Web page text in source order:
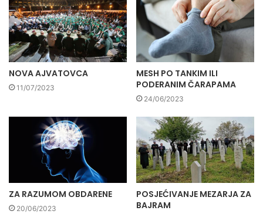
NOVA AJVATOVCA
11/07/2023
MESH PO TANKIM ILI
PODERANIM ČARAPAMA
24/06/2023
ZA RAZUMOM OBDARENE
20/06/2023
POSJEĆIVANJE MEZARJA ZA
BAJRAM